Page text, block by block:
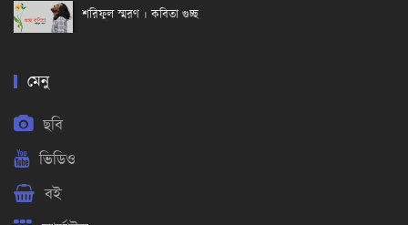
শরিফুল স্মরণ । কবিতা গুচ্ছ
মেনু
ছবি
ভিডিও
বই